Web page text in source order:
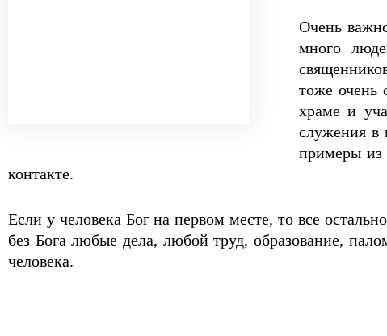
Очень
много
тоже очень
храме и
служения
примеры из
контакте.
Если у человека Бог на первом месте, то все
без Бога любые дела, любой труд, образование,
человека.